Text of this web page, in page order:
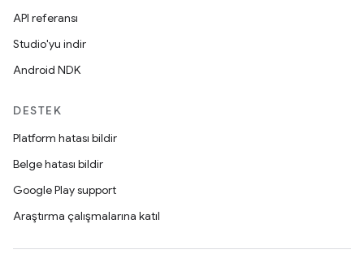
API referansı
Studio'yu indir
Android NDK
DESTEK
Platform hatası bildir
Belge hatası bildir
Google Play support
Araştırma çalışmalarına katıl